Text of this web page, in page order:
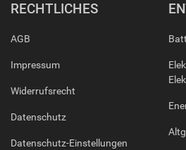
RECHTLICHES
AGB
Impressum
Widerrufsrecht
Datenschutz
Datenschutz-Einstellungen